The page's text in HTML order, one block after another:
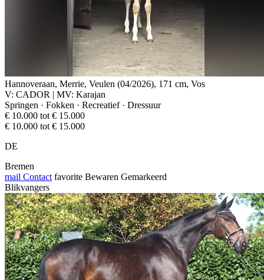
Hannoveraan, Merrie, Veulen (04/2026), 171 cm, Vos
V: CADOR | MV: Karajan
Springen · Fokken · Recreatief · Dressuur
€ 10.000 tot € 15.000
€ 10.000 tot € 15.000
DE
Bremen
mail Contact favorite Bewaren Gemarkeerd
Blikvangers